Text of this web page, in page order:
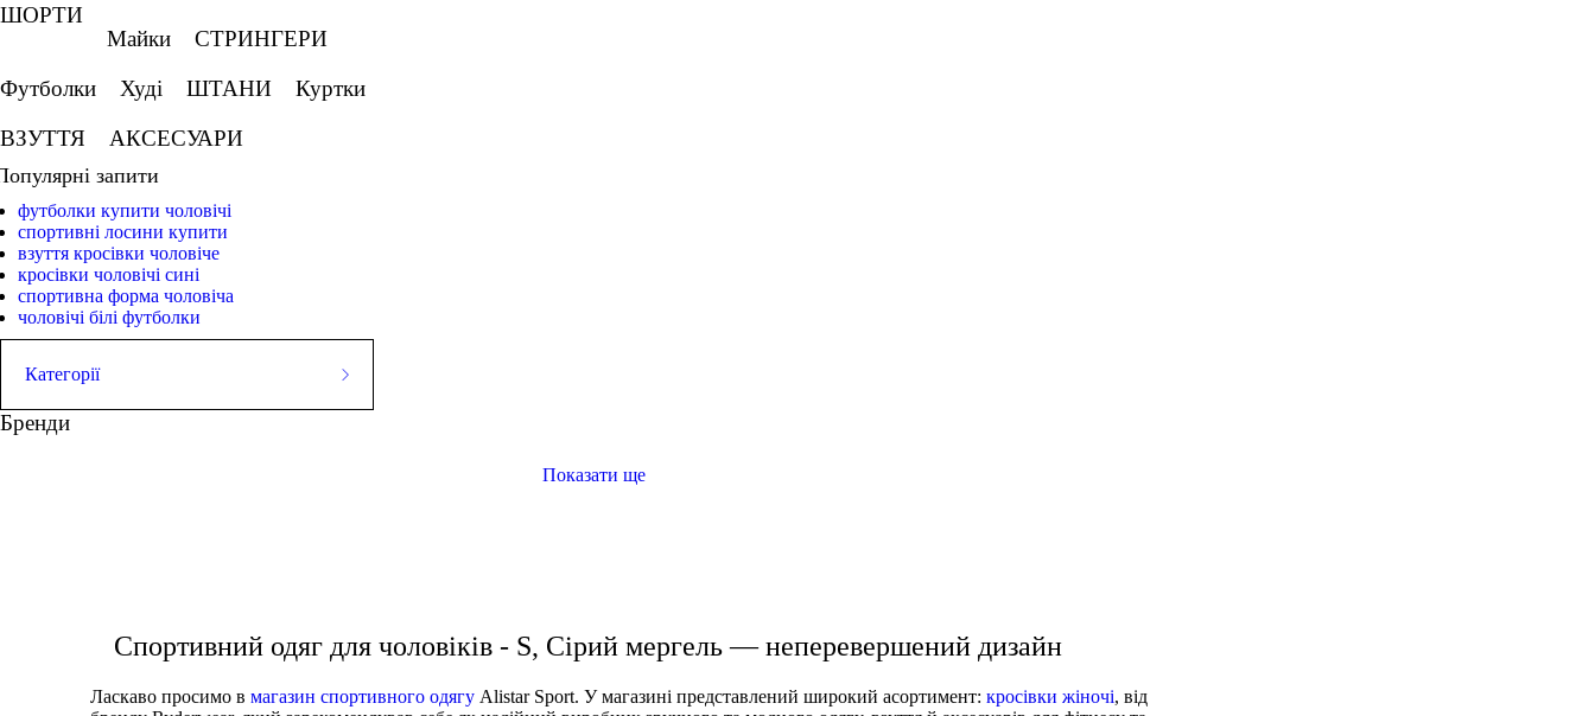
ШОРТИ
Майки
СТРИНГЕРИ
Футболки
Худі ШТАНИ
Куртки
ВЗУТТЯ
АКСЕСУАРИ
запити
футболки купити чоловічі
спортивні лосини купити
взуття кросівки чоловіче
кросівки чоловічі сині
спортивна форма чоловіча
чоловічі білі футболки
Категорії
ШОРТИ
Бренди
Показати ще
Спортивний одяг для чоловіків - S, Сірий мергель — неперевершений дизайн
Ласкаво просимо вмагазин спортивного одягу Alistar Sport. У магазині представлений широкий асортимент:кросівки жіночі, від